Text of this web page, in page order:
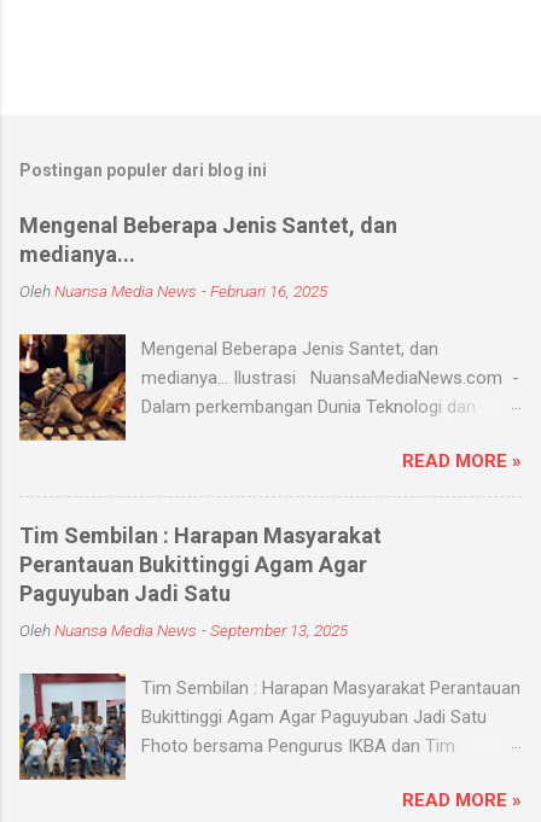
Postingan populer dari blog ini
Mengenal Beberapa Jenis Santet, dan
medianya...
OlehNuansa Media News -Februari 16, 2025
Mengenal Beberapa Jenis Santet, dan
medianya... Ilustrasi NuansaMediaNews.com -
Dalam perkembangan Dunia Teknologi dan
yang hingga saat ini masih ada dan berkembang
di masyarakat. Menurut Kamus Besar Bahasa
Indonesia (KBBI) santet berarti sihir, menyihir.
Ilmu Santet merupakan aliran ilmu hitam yang
digunakan untuk mengendalikan alam seperti
supranatural dari paranormal. Biasanya, santet
membahayakan orang lain. Banyak medium
yang digunakan oleh paranormal untuk
menyantet seseorang, diantaranya boneka,
lagi. Medium-medium tersebut 'dikirim' oleh
READ MORE »
Tim Sembilan : Harapan Masyarakat
Perantauan Bukittinggi Agam Agar
Paguyuban Jadi Satu
OlehNuansa Media News -September 13, 2025
Tim Sembilan : Harapan Masyarakat Perantauan
Bukittinggi Agam Agar Paguyuban Jadi Satu
Fhoto bersama Pengurus IKBA dan Tim
Menjalin silaturahmi dengan sebuah organisasi
READ MORE »